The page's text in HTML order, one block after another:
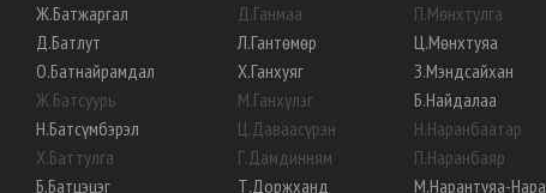
Ж.Батжаргал
Д.Батлут
О.Батнайрамдал
Ж.Батсуурь
Н.Батсүмбэрэл
Х.Баттулга
Б.Батцэцэг
Д.Ганмаа
Л.Гантөмөр
Х.Ганхуяг
М.Ганхүлэг
Ц.Даваасүрэн
Г.Дамдинням
Т.Доржханд
П.Мөнхтулга
Ц.Мөнхтуяа
З.Мэндсайхан
Б.Найдалаа
Н.Наранбаатар
П.Наранбаяр
М.Нарантуяа-Нара